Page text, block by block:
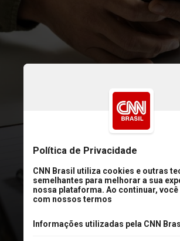
2. Elimine distrações
Ao começar a trabalhar em
tarefa, desligue a TV,
seu computador, silencie
smartphone e feche abas